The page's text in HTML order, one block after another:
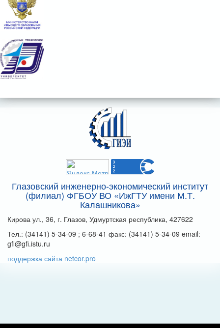
Глазовский инженерно-экономический институт
(филиал) ФГБОУ ВО «ИжГТУ имени М.Т.
Калашникова»
Кирова ул., 36, г. Глазов, Удмуртская республика, 427622
Тел.: (34141) 5-34-09 ; 6-68-41 факс: (34141) 5-34-09 email:
gfi@gfi.istu.ru
поддержка сайта netcor.pro